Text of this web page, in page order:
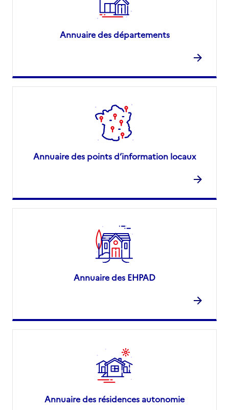
Annuaire des départements
Annuaire des points d’information locaux
Annuaire des EHPAD
Annuaire des résidences autonomie